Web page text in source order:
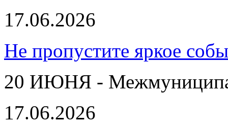
17.06.2026
Не пропустите яркое
20 ИЮНЯ -
17.06.2026